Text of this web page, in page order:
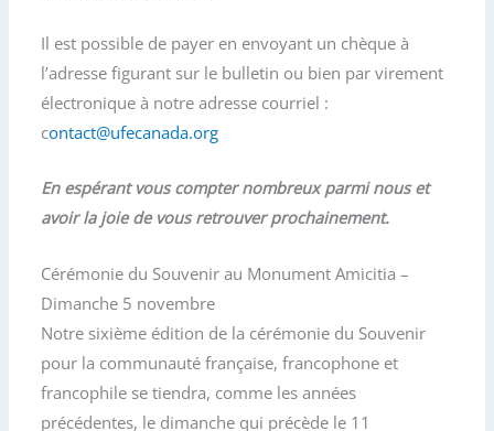
Il est possible de payer en envoyant un chèque à
l’adresse figurant sur le bulletin ou bien par virement
électronique à notre adresse courriel :
contact@ufecanada.org
En espérant vous compter nombreux parmi nous et
avoir la joie de vous retrouver prochainement.
Cérémonie du Souvenir au Monument Amicitia –
Dimanche 5 novembre
Notre sixième édition de la cérémonie du Souvenir
pour la communauté française, francophone et
francophile se tiendra, comme les années
précédentes, le dimanche qui précède le 11